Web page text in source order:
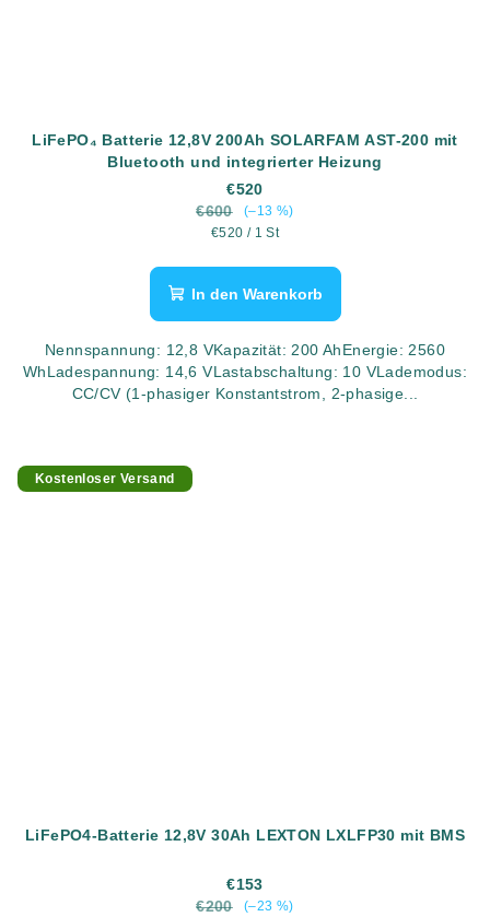
LiFePO₄ Batterie 12,8V 200Ah SOLARFAM AST-200 mit
Bluetooth und integrierter Heizung
€520
€600
(–13 %)
Verkaufspreis:
€520 / 1 St
In den Warenkorb
Nennspannung: 12,8 VKapazität: 200 AhEnergie: 2560
WhLadespannung: 14,6 VLastabschaltung: 10 VLademodus:
CC/CV (1-phasiger Konstantstrom, 2-phasige...
Kostenloser Versand
LiFePO4-Batterie 12,8V 30Ah LEXTON LXLFP30 mit BMS
€153
€200
(–23 %)